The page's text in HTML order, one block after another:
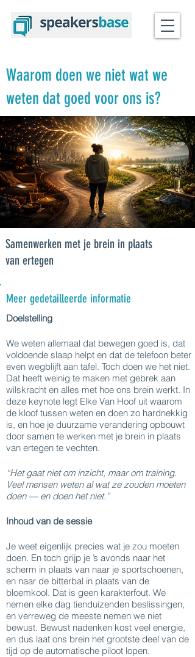
Waarom doen we niet wat we
weten dat goed voor ons is?
Samenwerken met je brein in plaats
van ertegen
Meer gedetailleerde informatie
Doelstelling
We weten allemaal dat bewegen goed is, dat
voldoende slaap helpt en dat de telefoon beter
even wegblijft aan tafel. Toch doen we het niet.
Dat heeft weinig te maken met gebrek aan
wilskracht en alles met hoe ons brein werkt. In
deze keynote legt Elke Van Hoof uit waarom
de kloof tussen weten en doen zo hardnekkig
is, en hoe je duurzame verandering opbouwt
door samen te werken met je brein in plaats
van ertegen te vechten.
“Het gaat niet om inzicht, maar om training.
Veel mensen weten al wat ze zouden moeten
doen — en doen het niet.”
Inhoud van de sessie
Je weet eigenlijk precies wat je zou moeten
doen. En toch grijp je ’s avonds naar het
scherm in plaats van naar je sportschoenen,
en naar de bitterbal in plaats van de
bloemkool. Dat is geen karakterfout. We
nemen elke dag tienduizenden beslissingen,
en verreweg de meeste nemen we niet
bewust. Bewust nadenken kost veel energie,
en dus laat ons brein het grootste deel van de
tijd op de automatische piloot lopen.